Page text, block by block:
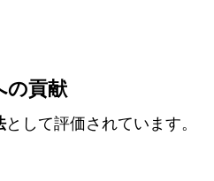
の貢献
として評価されています。